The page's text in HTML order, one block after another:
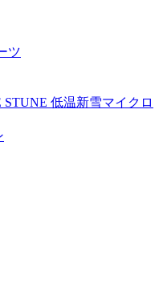
ツ
低温新雪マイクロ